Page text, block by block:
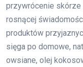
przywrócenie skórze
rosnącej
produktów
sięga po domowe,
owsiane, olej